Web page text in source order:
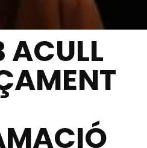
ACULL